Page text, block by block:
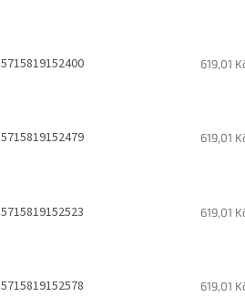
5715819152400 619,01
5715819152479 619,01
5715819152523 619,01
5715819152578 619,01